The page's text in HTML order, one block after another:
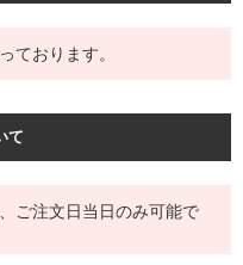
ております。
て
ご注文日当日のみ可能で